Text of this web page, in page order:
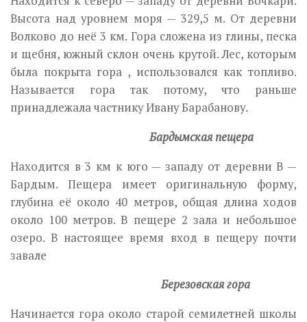
Высота над уровнем моря — 329,5 м. От деревни
Волково до неё 3 км. Гора сложена из глины, песка
и щебня, южный склон очень крутой. Лес, которым
была покрыта гора , использовался как топливо.
Называется гора так потому, что раньше
принадлежала частнику Ивану Барабанову.
Бардымская пещера
Находится в 3 км к юго — западу от деревни В —
Бардым. Пещера имеет оригинальную форму,
глубина её около 40 метров, общая длина ходов
около 100 метров. В пещере 2 зала и небольшое
озеро. В настоящее время вход в пещеру почти
завале
Березовская гора
Начинается гора около старой семилетней школы